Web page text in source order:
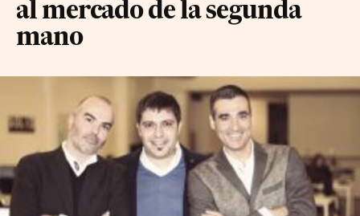
al mercado de la segunda
mano